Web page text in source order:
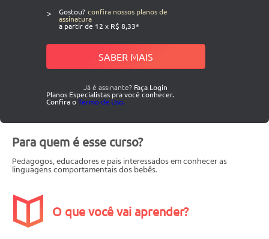
> Gostou? confira nossos planos de
assinatura
a partir de 12 x R$ 8,33*
SABER MAIS
Já é assinante? Faça Login
Planos Especialistas pra você conhecer.
Confira oTermo de Uso.
Para quem é esse curso?
Pedagogos, educadores e pais interessados em conhecer as
linguagens comportamentais dos bebês.
O que você vai aprender?